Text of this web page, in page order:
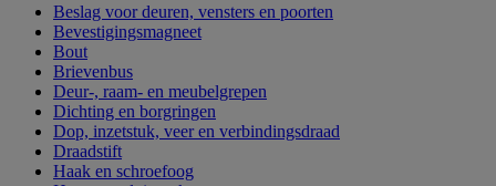
Beslag voor deuren, vensters en poorten
Bevestigingsmagneet
Bout
Brievenbus
Deur-, raam- en meubelgrepen
Dichting en borgringen
Dop, inzetstuk, veer en verbindingsdraad
Draadstift
Haak en schroefoog